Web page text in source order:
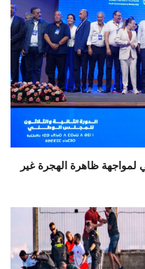
ظاهرة الهجرة غير